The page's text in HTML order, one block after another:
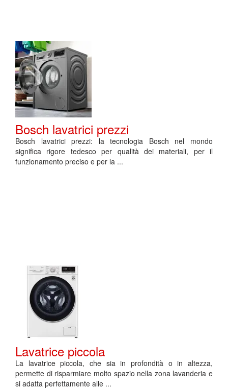
Bosch lavatrici prezzi
Bosch lavatrici prezzi: la tecnologia Bosch nel mondo
significa rigore tedesco per qualità dei materiali, per il
funzionamento preciso e per la ...
Lavatrice piccola
La lavatrice piccola, che sia in profondità o in altezza,
permette di risparmiare molto spazio nella zona lavanderia e
si adatta perfettamente alle ...